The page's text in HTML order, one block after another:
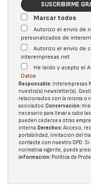
SUSCRIBIRME
Marcar todos
Autorizo el envío de
personalizados de
Autorizo el envío de
interempresas.net
He leído y acepto el
Datos
Responsable: Interempresas
nuestra(s) newsletter(s).
relacionados con la misma o
asociados.Conservación:
necesario para llevar a cabo
pueden cederse a otras
interna.Derechos: Acceso,
portabilidad, limitación del
contacte con nuestro DPD.
normativa vigente, puede
información: Política de